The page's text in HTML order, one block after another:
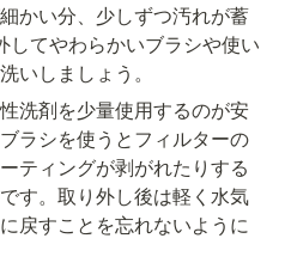
かい分、少しずつ汚れが蓄
てやわらかいブラシや使い
いしましょう。
洗剤を少量使用するのが安
ラシを使うとフィルターの
ティングが剥がれたりする
す。取り外し後は軽く水気
戻すことを忘れないように